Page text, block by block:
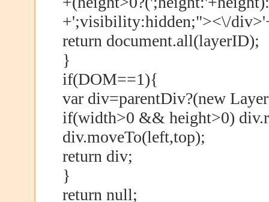
+';visibility:hidden;"><\/
return document.all(layerID);
}
if(DOM==1){
var div=parentDiv?(new
if(width>0 && height>0)
div.moveTo(left,top);
return div;
}
return null;